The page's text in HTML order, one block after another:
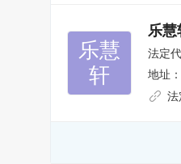
乐慧
轩
乐慧
法定
地址：
法